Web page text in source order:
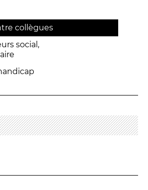
collègues
social,